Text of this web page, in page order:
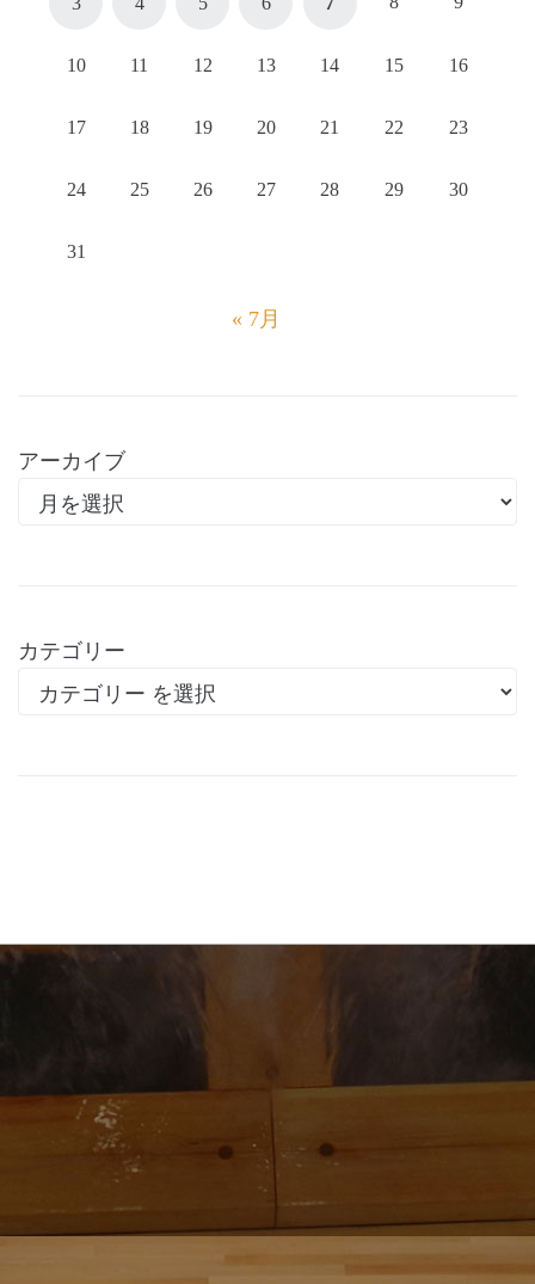
10 11 12 13 14 15 16
17 18 19 20 21 22 23
24 25 26 27 28 29 30
31
« 7月
アーカイブ
カテゴリー